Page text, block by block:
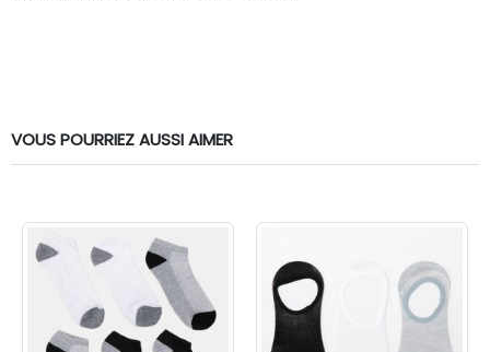
VOUS POURRIEZ AUSSI AIMER